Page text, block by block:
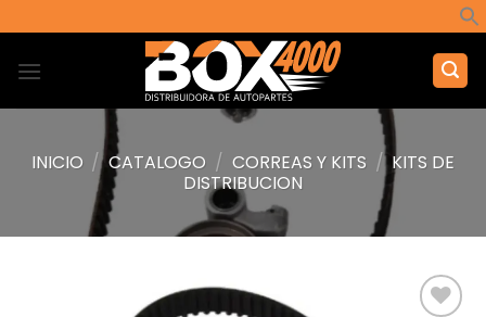
al
contenido
INICIO / CATALOGO / CORREAS Y KITS / KITS DE
DISTRIBUCION